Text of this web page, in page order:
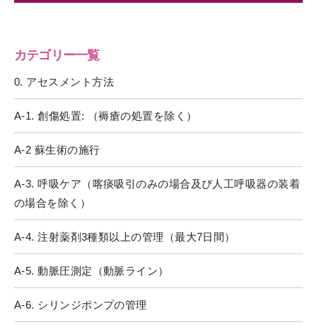
カテゴリー一覧
0. アセスメント方法
A-1. 創傷処置: （褥瘡の処置を除く）
A-2 蘇生術の施行
A-3. 呼吸ケア（喀痰吸引のみの場合及び人工呼吸器の装着
の場合を除く）
A-4. 注射薬剤3種類以上の管理（最大7日間）
A-5. 動脈圧測定（動脈ライン）
A-6. シリンジポンプの管理